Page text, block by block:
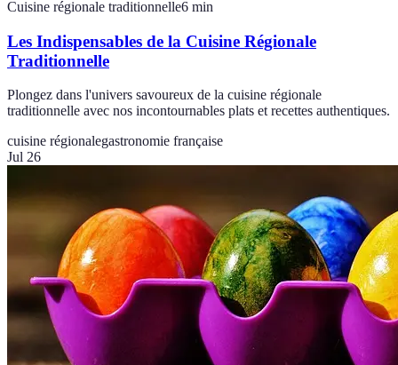
Cuisine régionale traditionnelle6 min
Les Indispensables de la Cuisine Régionale
Traditionnelle
Plongez dans l'univers savoureux de la cuisine régionale
traditionnelle avec nos incontournables plats et recettes authentiques.
cuisine régionalegastronomie française
Jul 26